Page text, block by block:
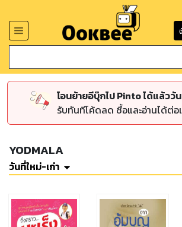
โอนย้ายอีบุ๊กไป Pinto ได้แล้ววั
รับทันทีโค้ดลด ซื้อและอ่านได้ต่อ
YODMALA
วันที่ใหม่-เก่า